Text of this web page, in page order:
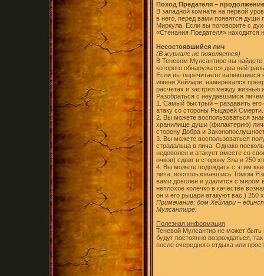
Поход Предателя – продолжение
В западной комнате на первой
в него, перед вами появятся души
Миркула. Если вы поговорите с
«Стенания Предателя» находится
Несостоявшийся лич
(В журнале не появляется)
В Теневом Мулсантире вы
которого обнаружатся два
Если вы перечитаете валяющиеся
имени Хейлари, намеревался
расчетах и застрял между жизнью
Разобраться с неудавшимся
1. Самый быстрый – раздавить его
атаку со стороны Рыцарей
2. Вы можете воспользоваться
хранилище души (филактерию)
сторону Добра и
3. Вы можете воспользоваться
страдальца в лича. Однако
недоволен и атакует вместе со
очков) сдвиг в сторону Зла и 250
4. Вы можете подождать с этим
лича, воспользовавшись Томом
вами доволен и удалится с
неплохое колечко в качестве
он и его рыцари атакуют вас.) 250
Примечание: дом Хейлари –
Мулсантире.
Полезная информация
Теневой Мулсантир не может быть
будут постоянно возрождаться,
после очередного отдыха или